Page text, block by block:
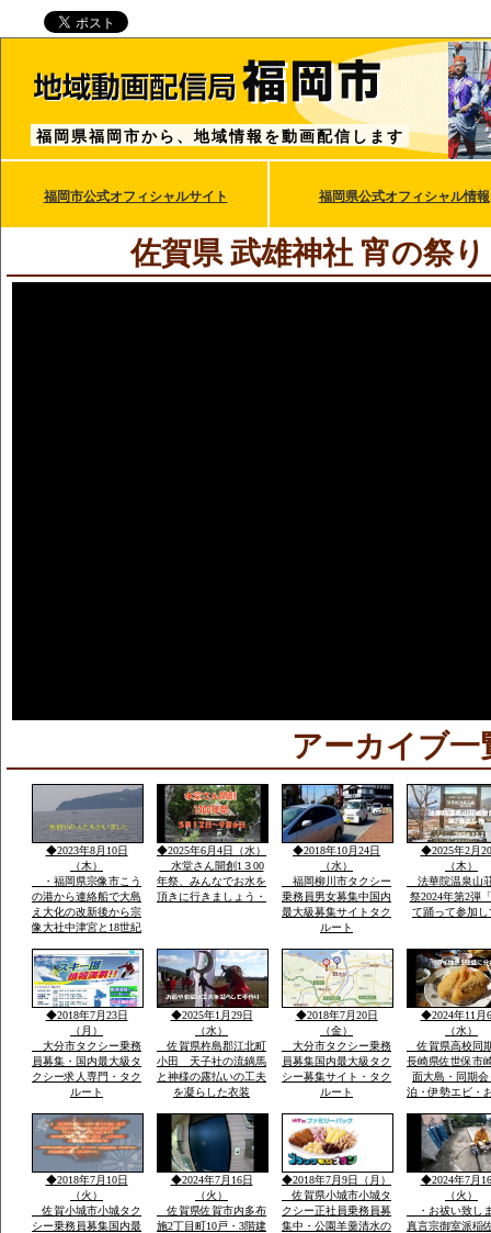
福岡県福岡市から、地域情報を動画配信します
福岡市公式オフィシャルサイト 福岡県公式オフィシャル情報
佐賀県 武雄神社 宵の祭
アーカイブ一
◆2023年8月10日
（木）
・福岡県宗像市こう
の港から連絡船で大島
え大化の改新後から宗
像大社中津宮と18世紀
宮遥拝所「神宿る島」
沖ノ島ユネスコ世界遺
産構成資産郡島には最
新の宗像市みなとタク
シー1台常時待機
◆2025年6月4日（水）
水堂さん開創1３00
年祭、みんなでお水を
頂きに行きましょう・
◆2018年10月24日
（水）
福岡柳川市タクシー
乗務員男女募集中国内
最大級募集サイトタク
ルート
◆2025年2月
（木）
法華院温泉山
祭2024年第2弾
て踊って参加し
◆2018年7月23日
（月）
大分市タクシー乗務
員募集・国内最大級タ
クシー求人専門・タク
ルート
◆2025年1月29日
（水）
佐賀県杵島郡江北町
小田 天子社の流鏑馬
と神様の露払いの工夫
を凝らした衣装
◆2018年7月20日
（金）
大分市タクシー乗務
員募集国内最大級タク
シー募集サイト・タク
ルート
◆2024年11月
（水）
佐賀県高校同
長崎県佐世保市
面大島・同期会
泊・伊勢エビ・
宿「港町」旅行
告・佐賀県から
西海市崎戸方面
を渡つて大島
◆2018年7月10日
（火）
佐賀小城市小城タク
シー乗務員募集国内最
◆2024年7月16日
（火）
佐賀県佐賀市内多布
施2丁目町10戸・3階建
◆2018年7月9日（月）
佐賀県小城市小城タ
クシー正社員乗務員募
集中・公園羊羹清水の
◆2024年7月
（火）
・お祓い致し
真言宗御室派稲